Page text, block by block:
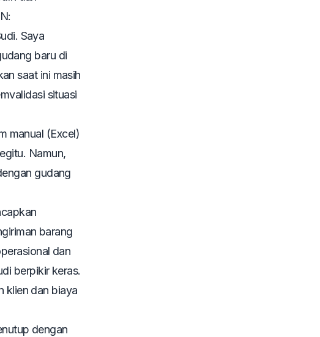
Saya
baru di
saat ini masih
situasi
manual (Excel)
Namun,
gudang
barang
dan
berpikir keras.
klien dan biaya
dengan